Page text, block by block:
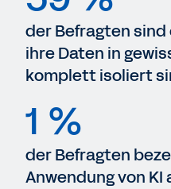
der Befragten
ihre Daten in
komplett isoliert
1 %
der Befragten
Anwendung von KI